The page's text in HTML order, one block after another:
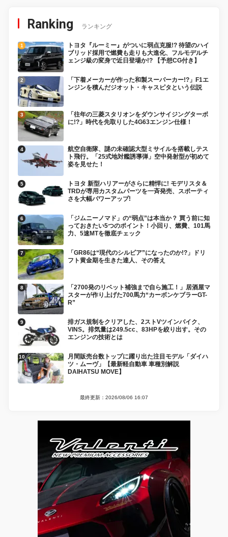
Ranking ランキング
トヨタ『ルーミー』がついに弱点克服!? 待望のハイ
ブリッド採用で燃費も走りも大進化、フルモデルチ
ェンジ級の変身で近日登場か!? 【予想CG付き】
「下着メーカーが作った和製スーパーカー!?」F1エ
ンジンを積んだジオット・キャスピタという伝説
「往年の三菱スタリオンをダウンサイジングターボ
に!?」時代を先取りした4G63エンジン仕様！
航空自衛隊、謎の未確認大型ミサイルを搭載しテス
ト飛行。「25式地対艦誘導弾」空中発射型が初めて
姿を見せた！
トヨタ 新型ハリアーがさらに精悍に! モデリスタ＆
TRDが専用カスタムパーツを一斉発売、スポーティ
さを大幅パワーアップ!
「ジムニーノマド」の“弱点”は本当か？ 買う前に知
っておきたい5つのポイント！小回り、燃費、101馬
力、5速MTを徹底チェック
「GR86は“現代のシルビア”になったのか!?」ドリ
フト黄金期を生きた達人、その答え
「2700発のリベット補強まで自ら施工！」居酒屋マ
スターが作り上げた700馬力“カーボンケブラーGT-
R”
排ガス規制をクリアした、2ストVツインバイク、
VINS。排気量は249.5cc、83HPを絞り出す。その
エンジンの技術とは
月間販売台数トップに躍り出た注目モデル「ダイハ
ツ・ムーヴ」【最新軽自動車 車種別解説
DAIHATSU MOVE】
最終更新：2026/08/06 16:07